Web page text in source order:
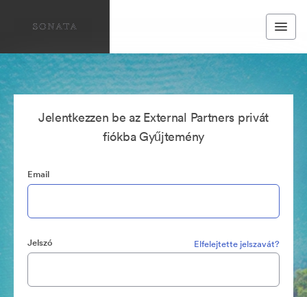
Jelentkezzen be az External Partners privát
fiókba Gyűjtemény
Email
Jelszó Elfelejtette jelszavát?